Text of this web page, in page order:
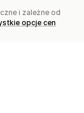
i zależne od
opcje cen